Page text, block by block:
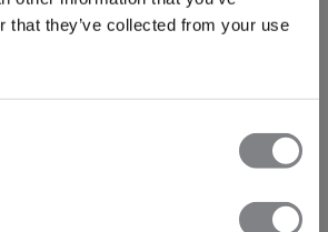
that they’ve collected from your use